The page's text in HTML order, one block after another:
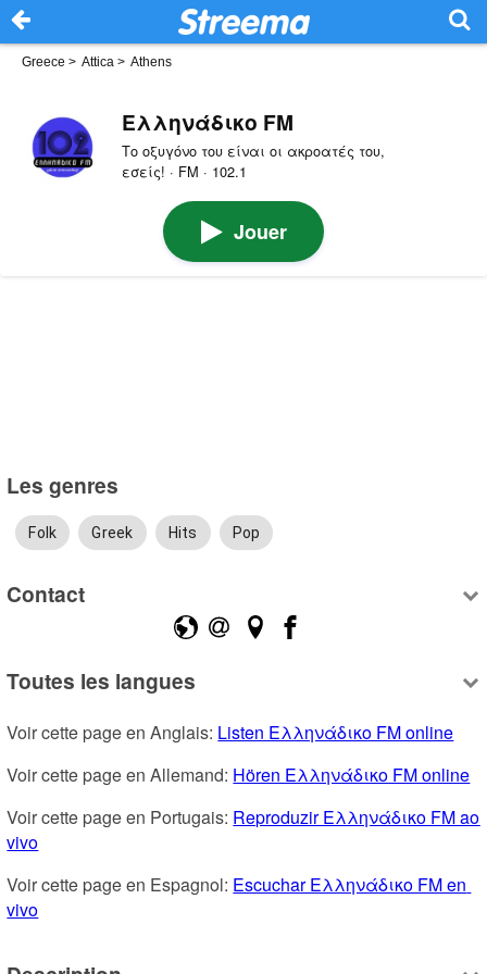
Greece > Attica > Athens
Ελληνάδικο FM
Το οξυγόνο του είναι οι ακροατές του,
εσείς! · FM · 102.1
Jouer
Les genres
Folk Greek Hits Pop
Contact
Toutes les langues
Voir cette page en Anglais: Listen Ελληνάδικο FM online
Voir cette page en Allemand: Hören Ελληνάδικο FM online
Voir cette page en Portugais: Reproduzir Ελληνάδικο FM ao
vivo
Voir cette page en Espagnol: Escuchar Ελληνάδικο FM en
vivo